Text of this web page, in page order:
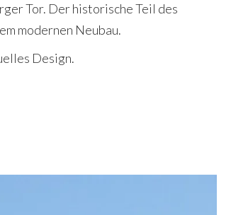
Tor. Der historische Teil des
modernen Neubau.
Design.